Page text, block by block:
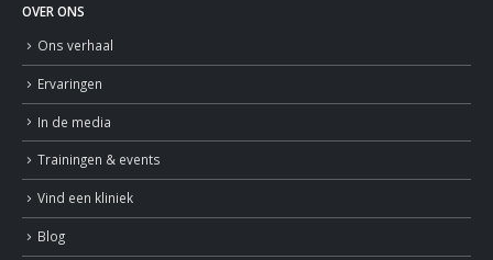
OVER ONS
Ons verhaal
Ervaringen
In de media
Trainingen & events
Vind een kliniek
Blog